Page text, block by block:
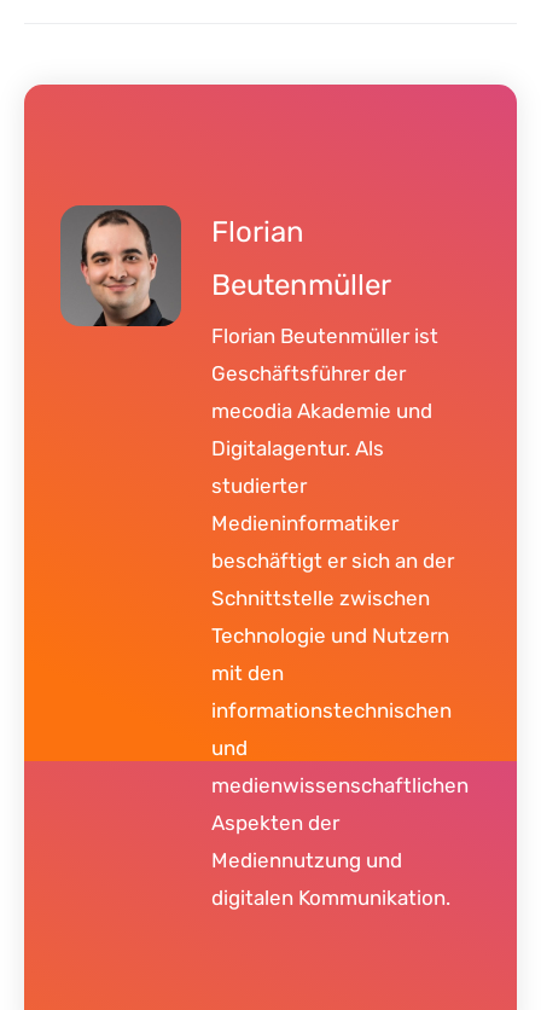
Florian
Beutenmüller
Florian Beutenmüller ist
Geschäftsführer der
mecodia Akademie und
Digitalagentur. Als
studierter
Medieninformatiker
beschäftigt er sich an der
Schnittstelle zwischen
Technologie und Nutzern
mit den
informationstechnischen
und
medienwissenschaftlichen
Aspekten der
Mediennutzung und
digitalen Kommunikation.